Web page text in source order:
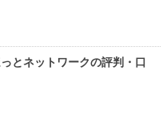
とネットワークの評判・口